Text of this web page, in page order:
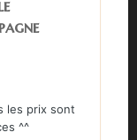
les prix sont
^^